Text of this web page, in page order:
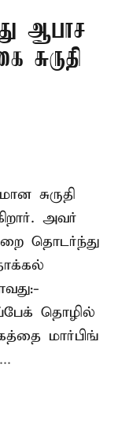
ஆபாச
சுருதி
சுருதி
அவர்
தொடர்ந்து
தொழில்
மார்பிங்